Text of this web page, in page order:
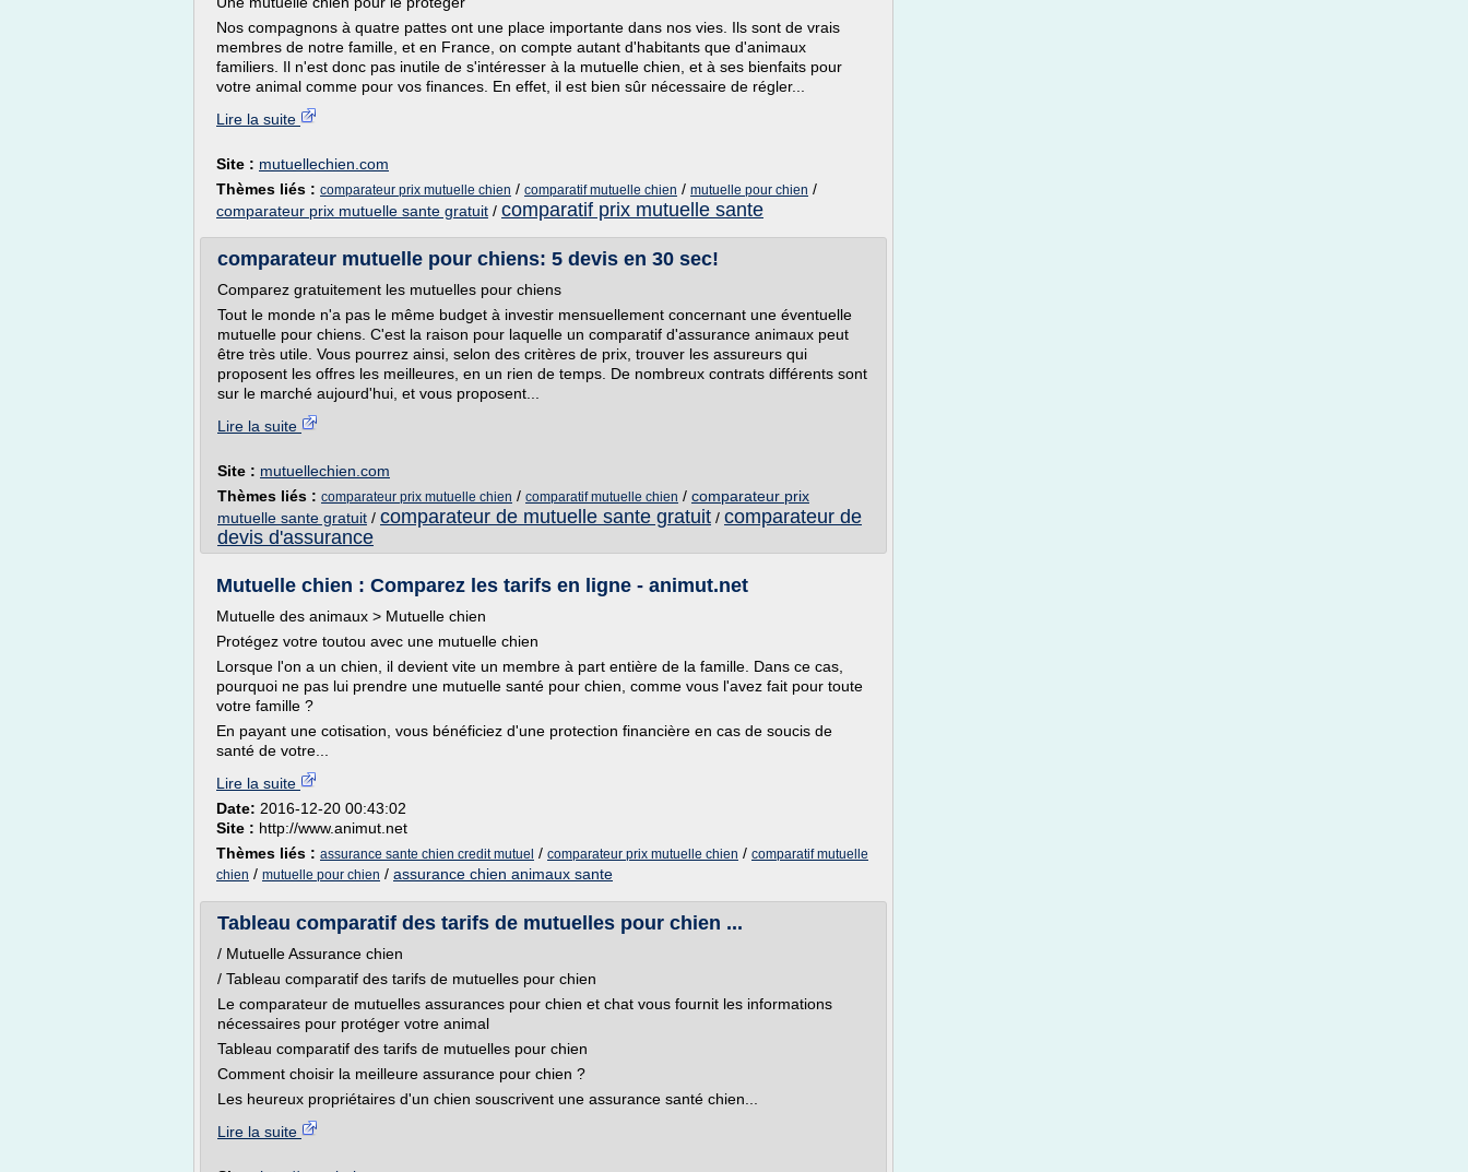
Nos compagnons à quatre pattes ont une place importante dans nos vies. Ils sont de vrais
membres de notre famille, et en France, on compte autant d'habitants que d'animaux
familiers. Il n'est donc pas inutile de s'intéresser à la mutuelle chien, et à ses bienfaits pour
votre animal comme pour vos finances. En effet, il est bien sûr nécessaire de régler...
Lire la suite
Site : mutuellechien.com
Thèmes liés : comparateur prix mutuelle chien / comparatif mutuelle chien / mutuelle pour chien /
comparateur prix mutuelle sante gratuit / comparatif prix mutuelle sante
comparateur mutuelle pour chiens: 5 devis en 30 sec!
Comparez gratuitement les mutuelles pour chiens
Tout le monde n'a pas le même budget à investir mensuellement concernant une éventuelle
mutuelle pour chiens. C'est la raison pour laquelle un comparatif d'assurance animaux peut
être très utile. Vous pourrez ainsi, selon des critères de prix, trouver les assureurs qui
proposent les offres les meilleures, en un rien de temps. De nombreux contrats différents sont
sur le marché aujourd'hui, et vous proposent...
Lire la suite
Site : mutuellechien.com
Thèmes liés : comparateur prix mutuelle chien / comparatif mutuelle chien / comparateur prix
mutuelle sante gratuit / comparateur de mutuelle sante gratuit / comparateur de
devis d'assurance
Mutuelle chien : Comparez les tarifs en ligne - animut.net
Mutuelle des animaux > Mutuelle chien
Protégez votre toutou avec une mutuelle chien
Lorsque l'on a un chien, il devient vite un membre à part entière de la famille. Dans ce cas,
pourquoi ne pas lui prendre une mutuelle santé pour chien, comme vous l'avez fait pour toute
votre famille ?
En payant une cotisation, vous bénéficiez d'une protection financière en cas de soucis de
santé de votre...
Lire la suite
Date: 2016-12-20 00:43:02
Site : http://www.animut.net
Thèmes liés : assurance sante chien credit mutuel / comparateur prix mutuelle chien / comparatif mutuelle
chien / mutuelle pour chien / assurance chien animaux sante
Tableau comparatif des tarifs de mutuelles pour chien ...
/ Mutuelle Assurance chien
/ Tableau comparatif des tarifs de mutuelles pour chien
Le comparateur de mutuelles assurances pour chien et chat vous fournit les informations
nécessaires pour protéger votre animal
Tableau comparatif des tarifs de mutuelles pour chien
Comment choisir la meilleure assurance pour chien ?
Les heureux propriétaires d'un chien souscrivent une assurance santé chien...
Lire la suite